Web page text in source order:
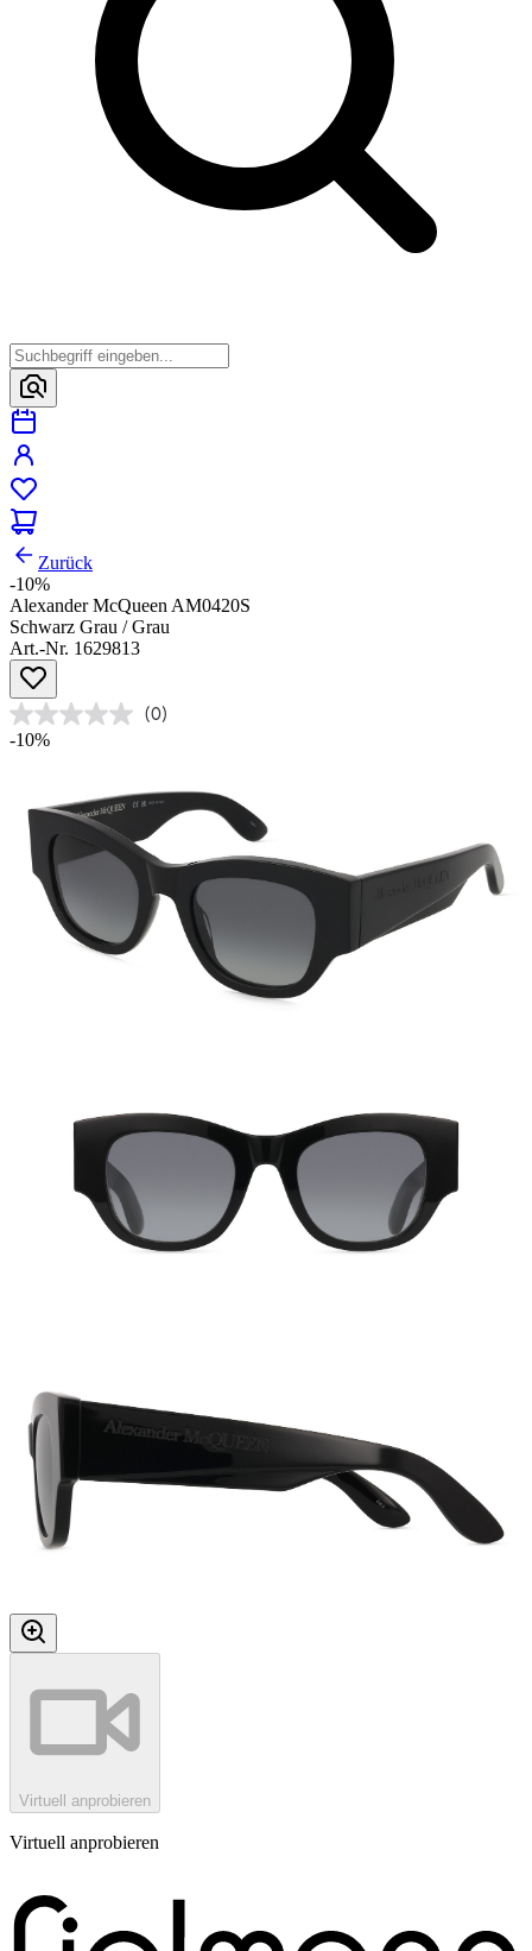
Zurück
-10%
Alexander McQueen AM0420S
Schwarz Grau / Grau
Art.-Nr. 1629813
(0)
-10%
Virtuell anprobieren
Virtuell anprobieren